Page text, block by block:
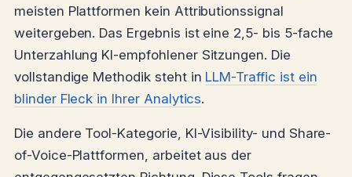
meisten Plattformen kein Attributionssignal
weitergeben. Das Ergebnis ist eine 2,5- bis 5-fache
Unterzahlung KI-empfohlener Sitzungen. Die
vollstandige Methodik steht in LLM-Traffic ist ein
blinder Fleck in Ihrer Analytics.
Die andere Tool-Kategorie, KI-Visibility- und Share-
of-Voice-Plattformen, arbeitet aus der